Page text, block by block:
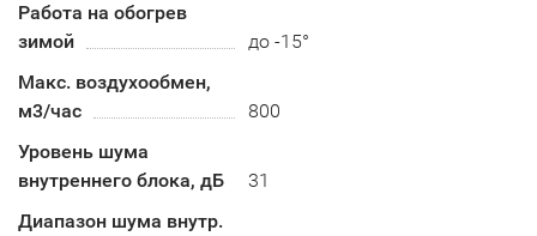
Работа на обогрев
зимой
до -15°
Макс. воздухообмен,
м3/час
800
Уровень шума
внутреннего блока, дБ
31
Диапазон шума внутр.